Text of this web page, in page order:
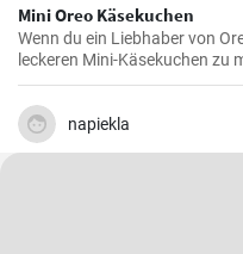
Mini Oreo Käsekuchen
Wenn du ein Liebhaber von
leckeren Mini-Käsekuchen zu
napiekla